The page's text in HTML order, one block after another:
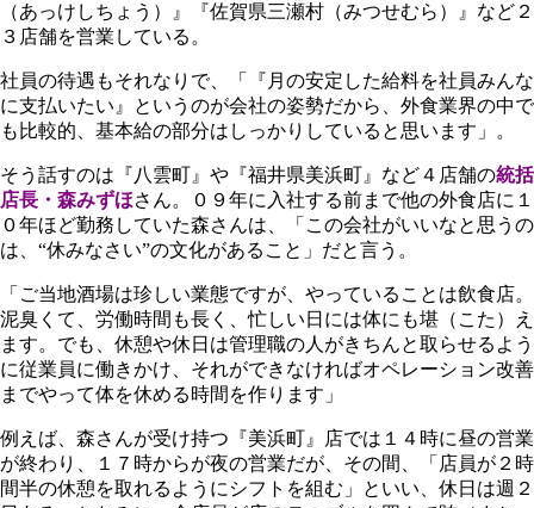
（あっけしちょう）』『佐賀県三瀬村（みつせむら）』など２
３店舗を営業している。
社員の待遇もそれなりで、「『月の安定した給料を社員みんな
に支払いたい』というのが会社の姿勢だから、外食業界の中で
も比較的、基本給の部分はしっかりしていると思います」。
そう話すのは『八雲町』や『福井県美浜町』など４店舗の統括
店長・森みずほさん。０９年に入社する前まで他の外食店に１
０年ほど勤務していた森さんは、「この会社がいいなと思うの
は、“休みなさい”の文化があること」だと言う。
「ご当地酒場は珍しい業態ですが、やっていることは飲食店。
泥臭くて、労働時間も長く、忙しい日には体にも堪（こた）え
ます。でも、休憩や休日は管理職の人がきちんと取らせるよう
に従業員に働きかけ、それができなければオペレーション改善
までやって体を休める時間を作ります」
例えば、森さんが受け持つ『美浜町』店では１４時に昼の営業
が終わり、１７時からが夜の営業だが、その間、「店員が２時
間半の休憩を取れるようにシフトを組む」といい、休日は週２